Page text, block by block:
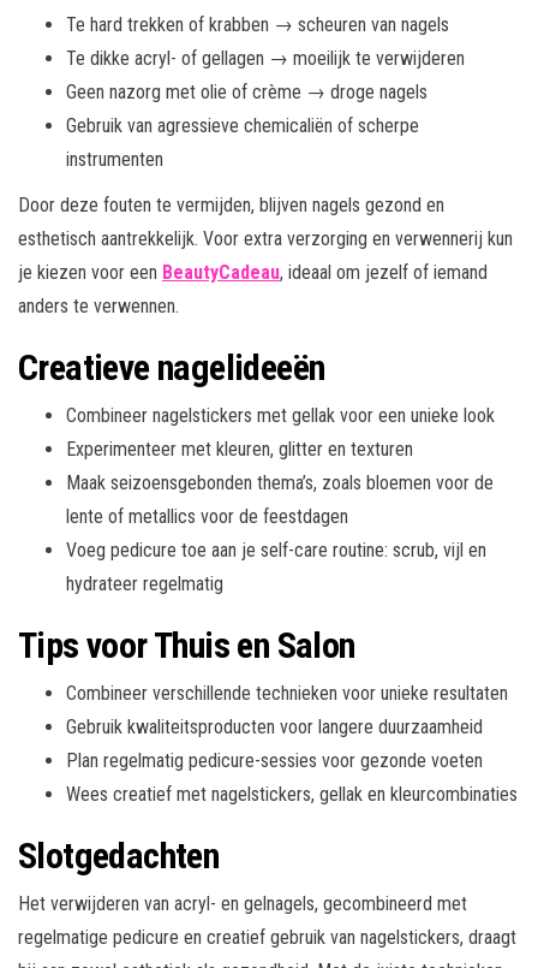
Te hard trekken of krabben → scheuren van nagels
Te dikke acryl- of gellagen → moeilijk te verwijderen
Geen nazorg met olie of crème → droge nagels
Gebruik van agressieve chemicaliën of scherpe
instrumenten
Door deze fouten te vermijden, blijven nagels gezond en
esthetisch aantrekkelijk. Voor extra verzorging en verwennerij kun
je kiezen voor een BeautyCadeau, ideaal om jezelf of iemand
anders te verwennen.
Creatieve nagelideeën
Combineer nagelstickers met gellak voor een unieke look
Experimenteer met kleuren, glitter en texturen
Maak seizoensgebonden thema’s, zoals bloemen voor de
lente of metallics voor de feestdagen
Voeg pedicure toe aan je self-care routine: scrub, vijl en
hydrateer regelmatig
Tips voor Thuis en Salon
Combineer verschillende technieken voor unieke resultaten
Gebruik kwaliteitsproducten voor langere duurzaamheid
Plan regelmatig pedicure-sessies voor gezonde voeten
Wees creatief met nagelstickers, gellak en kleurcombinaties
Slotgedachten
Het verwijderen van acryl- en gelnagels, gecombineerd met
regelmatige pedicure en creatief gebruik van nagelstickers, draagt